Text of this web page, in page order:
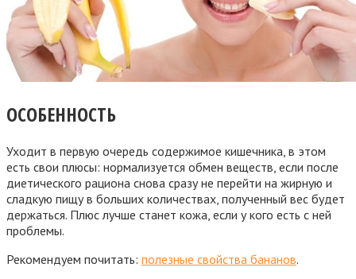
ОСОБЕННОСТЬ
Уходит в первую очередь содержимое кишечника, в этом
есть свои плюсы: нормализуется обмен веществ, если после
диетического рациона снова сразу не перейти на жирную и
сладкую пищу в больших количествах, полученный вес будет
держаться. Плюс лучше станет кожа, если у кого есть с ней
проблемы.
Рекомендуем почитать: полезные свойства бананов.